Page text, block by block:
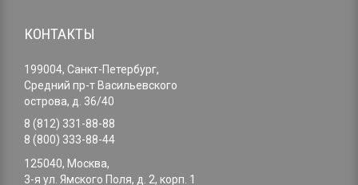
КОНТАКТЫ
199004, Санкт-Петербург,
Средний пр-т Васильевского
острова, д. 36/40
8 (812) 331-88-88
8 (800) 333-88-44
125040, Москва,
3-я ул. Ямского Поля, д. 2, корп. 1